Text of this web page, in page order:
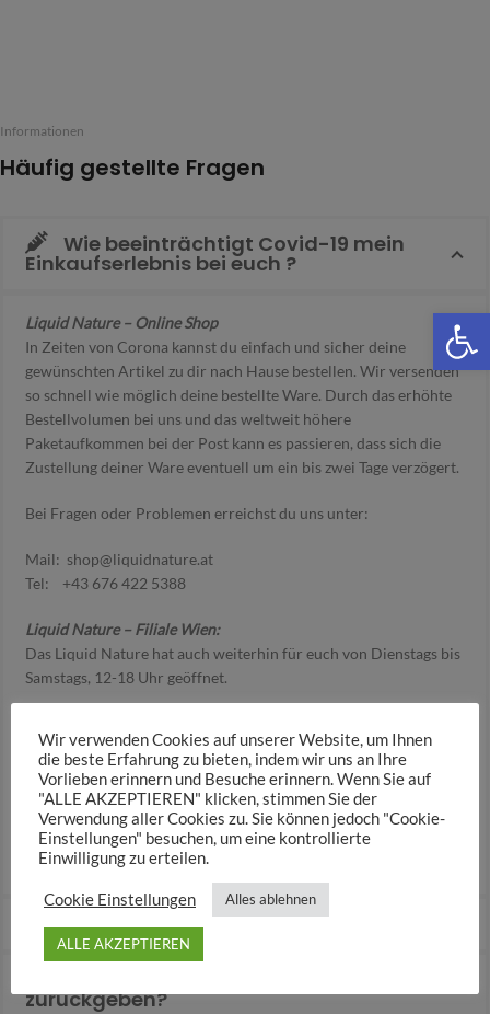
Informationen
Häufig gestellte Fragen
Wie beeinträchtigt Covid-19 mein
Einkaufserlebnis bei euch ?
Liquid Nature – Online Shop
In Zeiten von Corona kannst du einfach und sicher deine
gewünschten Artikel zu dir nach Hause bestellen. Wir versenden
so schnell wie möglich deine bestellte Ware. Durch das erhöhte
Bestellvolumen bei uns und das weltweit höhere
Paketaufkommen bei der Post kann es passieren, dass sich die
Zustellung deiner Ware eventuell um ein bis zwei Tage verzögert.
Bei Fragen oder Problemen erreichst du uns unter:
Mail: shop@liquidnature.at
Tel: +43 676 422 5388
Liquid Nature – Filiale Wien:
Das Liquid Nature hat auch weiterhin für euch von Dienstags bis
Samstags, 12-18 Uhr geöffnet.
Verordnungen zum Einkauf in Geschäften des alltäglichen
Bedarfs
Weiteres erreicht ihr uns bei dringlichen Fragen unter:
Tel: +43 676 422 5388
Mail:shop@liquidnature.at
Wo finde ich meine Rechnung ?
zurückgeben?
Wir verwenden Cookies auf unserer Website, um Ihnen
die beste Erfahrung zu bieten, indem wir uns an Ihre
Vorlieben erinnern und Besuche erinnern. Wenn Sie auf
"ALLE AKZEPTIEREN" klicken, stimmen Sie der
Verwendung aller Cookies zu. Sie können jedoch "Cookie-
Einstellungen" besuchen, um eine kontrollierte
Einwilligung zu erteilen.
Cookie Einstellungen Alles ablehnen
ALLE AKZEPTIEREN